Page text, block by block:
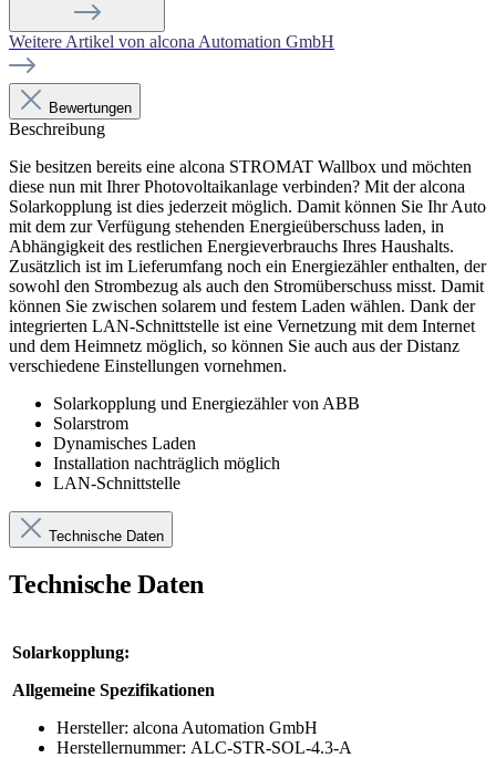
Weitere Artikel von alcona Automation GmbH
Bewertungen
Beschreibung
Sie besitzen bereits eine alcona STROMAT Wallbox und möchten
diese nun mit Ihrer Photovoltaikanlage verbinden? Mit der alcona
Solarkopplung ist dies jederzeit möglich. Damit können Sie Ihr Auto
mit dem zur Verfügung stehenden Energieüberschuss laden, in
Abhängigkeit des restlichen Energieverbrauchs Ihres Haushalts.
Zusätzlich ist im Lieferumfang noch ein Energiezähler enthalten, der
sowohl den Strombezug als auch den Stromüberschuss misst. Damit
können Sie zwischen solarem und festem Laden wählen. Dank der
integrierten LAN-Schnittstelle ist eine Vernetzung mit dem Internet
und dem Heimnetz möglich, so können Sie auch aus der Distanz
verschiedene Einstellungen vornehmen.
Solarkopplung und Energiezähler von ABB
Solarstrom
Dynamisches Laden
Installation nachträglich möglich
LAN-Schnittstelle
Technische Daten
Technische Daten
Solarkopplung:
Allgemeine Spezifikationen
Hersteller: alcona Automation GmbH
Herstellernummer: ALC-STR-SOL-4.3-A